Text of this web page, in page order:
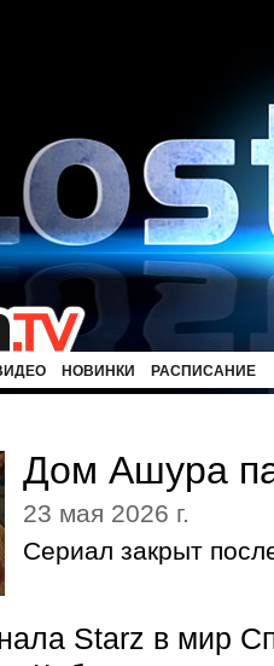
НОВИНКИ РАСПИСАНИЕ
Дом Ашура
23 мая 2026 г.
Сериал закрыт
Starz в мир